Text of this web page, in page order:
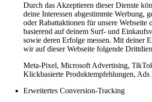
Durch das Akzeptieren dieser Dienste
deine Interessen abgestimmte Werbung,
oder Rabattaktionen für unsere Webseite
basierend auf deinem Surf- und
sowie deren Erfolge messen. Mit deiner
wir auf dieser Webseite folgende
Meta-Pixel, Microsoft Advertising,
Klickbasierte Produktempfehlungen, Ads
Erweitertes Conversion-Tracking